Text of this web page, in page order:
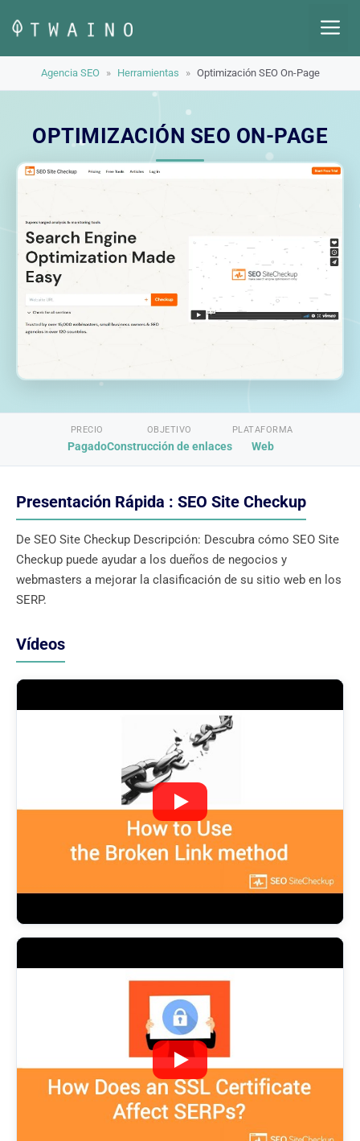
contenido
Agencia SEO » Herramientas » Optimización SEO On-Page
OPTIMIZACIÓN SEO ON-PAGE
PRECIO
Pagado
OBJETIVO
Construcción de enlaces
PLATAFORMA
Web
Presentación Rápida : SEO Site Checkup
De SEO Site Checkup Descripción: Descubra cómo SEO Site
Checkup puede ayudar a los dueños de negocios y
webmasters a mejorar la clasificación de su sitio web en los
SERP.
Vídeos